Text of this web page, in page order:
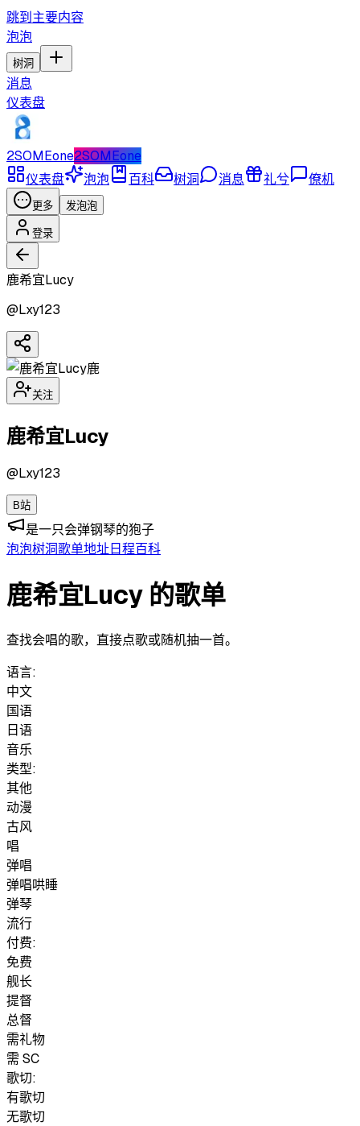
跳到主要内容
泡泡
树洞
消息
仪表盘
2SOMEone2SOMEone
仪表盘
泡泡 百科 树洞 消息 礼兮 僚机
更多 发泡泡
登录
鹿希宜Lucy
@Lxy123
鹿
关注
鹿希宜Lucy
@Lxy123
B站
是一只会弹钢琴的狍子
泡泡树洞歌单地址日程百科
鹿希宜Lucy 的歌单
查找会唱的歌，直接点歌或随机抽一首。
语言:
中文
国语
日语
音乐
类型:
其他
动漫
古风
唱
弹唱
弹唱哄睡
弹琴
流行
付费:
免费
舰长
提督
总督
需礼物
需 SC
歌切:
有歌切
无歌切